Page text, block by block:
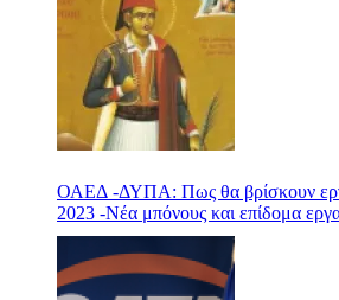
ΟΑΕΔ -ΔΥΠΑ: Πως θα βρίσκουν
2023 -Νέα μπόνους και επίδομα